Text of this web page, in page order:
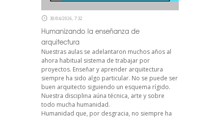
30/04/2026, 7:32
Humanizando la enseñanza de
arquitectura
Nuestras aulas se adelantaron muchos años al
ahora habitual sistema de trabajar por
proyectos. Enseñar y aprender arquitectura
siempre ha sido algo particular. No se puede ser
buen arquitecto siguiendo un esquema rígido.
Nuestra disciplina aúna técnica, arte y sobre
todo mucha humanidad.
Humanidad que, por desgracia, no siempre ha